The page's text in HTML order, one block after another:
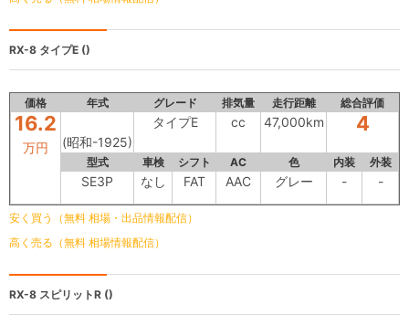
RX-8 タイプE ()
価格 年式 グレード 排気量 走行距離 総合評価
16.2
万円 (昭和-1925)
タイプE cc 47,000km 4
型式 車検 シフト AC 色 内装 外装
SE3P なし FAT AAC グレー - -
安く買う（無料 相場・出品情報配信）
高く売る（無料 相場情報配信）
RX-8 スピリットR ()